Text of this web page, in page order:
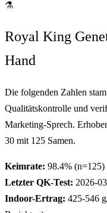
⚗
Royal King
Hand
Die folgenden Zahlen
Qualitätskontrolle und
Marketing-Sprech.
30 mit 125 Samen.
Keimrate: 98.4% (n=125)
Letzter QK-Test: 2026-
Indoor-Ertrag: 425-546